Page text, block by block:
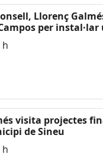
Llorenç
per
h
visita projectes
de Sineu
h